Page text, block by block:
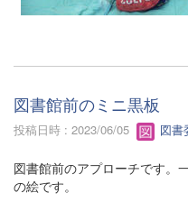
図書館前のミニ黒板
投稿日時 : 2023/06/05 図書
図書館前のアプローチです。
の絵です。